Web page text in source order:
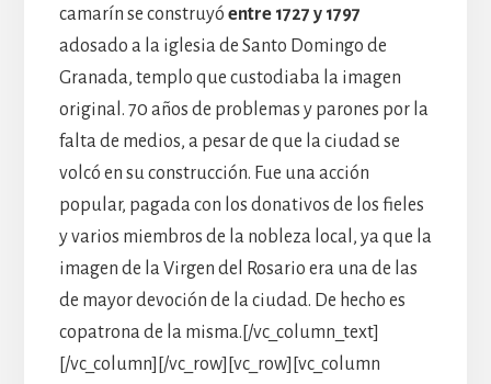
camarín se construyó entre 1727 y 1797
adosado a la iglesia de Santo Domingo de
Granada, templo que custodiaba la imagen
original. 70 años de problemas y parones por la
falta de medios, a pesar de que la ciudad se
volcó en su construcción. Fue una acción
popular, pagada con los donativos de los fieles
y varios miembros de la nobleza local, ya que la
imagen de la Virgen del Rosario era una de las
de mayor devoción de la ciudad. De hecho es
copatrona de la misma.[/vc_column_text]
[/vc_column][/vc_row][vc_row][vc_column